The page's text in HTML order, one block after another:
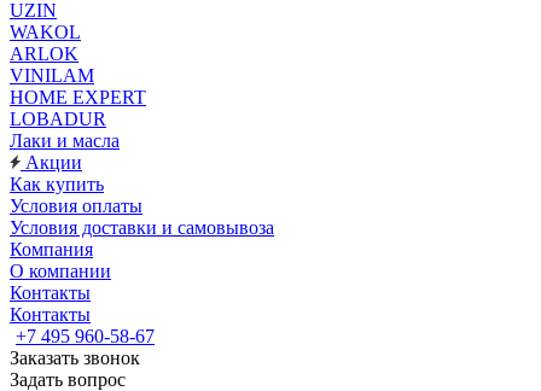
UZIN
WAKOL
ARLOK
VINILAM
HOME EXPERT
LOBADUR
Лаки и масла
Акции
Как купить
Условия оплаты
Условия доставки и самовывоза
Компания
О компании
Контакты
Контакты
+7 495 960-58-67
Заказать звонок
Задать вопрос